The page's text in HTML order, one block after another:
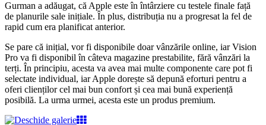
Gurman a adăugat, că Apple este în întârziere cu testele finale față
de planurile sale inițiale. În plus, distribuția nu a progresat la fel de
rapid cum era planificat anterior.
Se pare că inițial, vor fi disponibile doar vânzările online, iar Vision
Pro va fi disponibil în câteva magazine prestabilite, fără vânzări la
terți. În principiu, acesta va avea mai multe componente care pot fi
selectate individual, iar Apple dorește să depună eforturi pentru a
oferi clienților cel mai bun confort și cea mai bună experiență
posibilă. La urma urmei, acesta este un produs premium.